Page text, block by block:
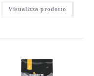
Visualizza prodotto